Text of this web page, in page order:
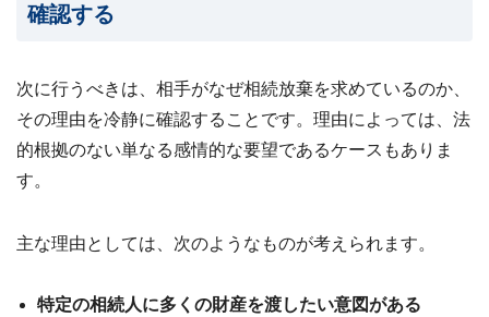
確認する
次に行うべきは、相手がなぜ相続放棄を求めているのか、
その理由を冷静に確認することです。理由によっては、法
的根拠のない単なる感情的な要望であるケースもありま
す。
主な理由としては、次のようなものが考えられます。
特定の相続人に多くの財産を渡したい意図がある